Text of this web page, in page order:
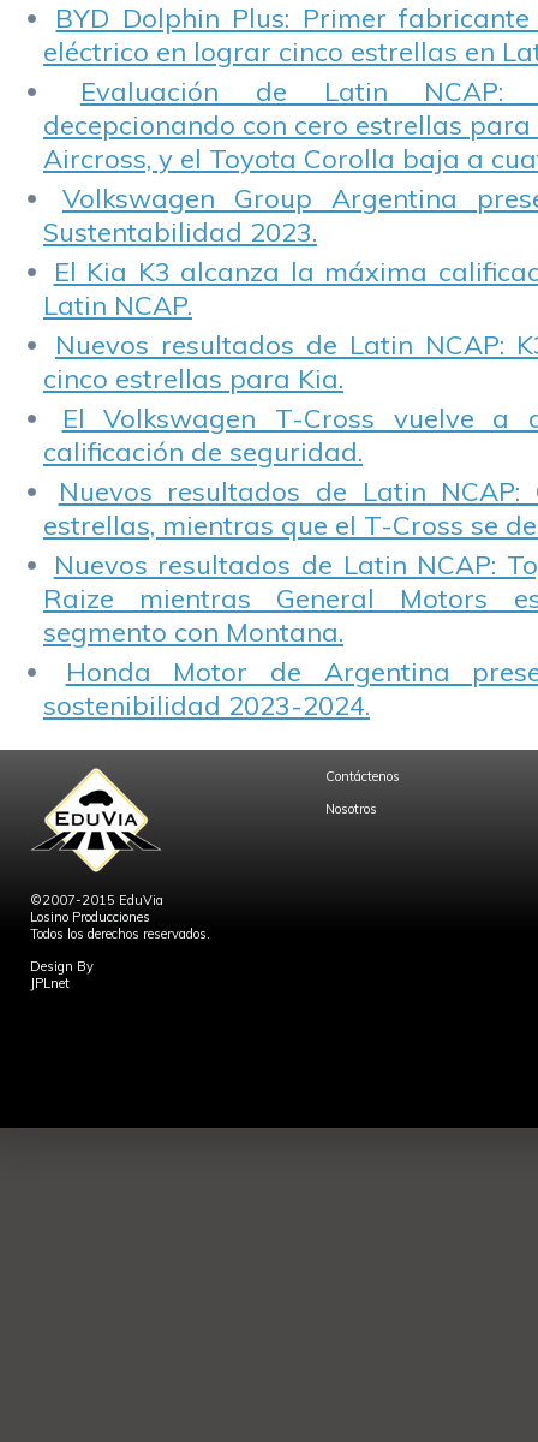
BYD Dolphin Plus: Primer
eléctrico en lograr cinco estrellas en
Evaluación de Latin NCAP:
decepcionando con cero estrellas para
Aircross, y el Toyota Corolla baja a
Volkswagen Group Argentina
Sustentabilidad 2023.
El Kia K3 alcanza la máxima
Latin NCAP.
Nuevos resultados de Latin NCAP:
cinco estrellas para Kia.
El Volkswagen T-Cross vuelve a
calificación de seguridad.
Nuevos resultados de Latin NCAP:
estrellas, mientras que el T-Cross se
Nuevos resultados de Latin NCAP:
Raize mientras General Motors
segmento con Montana.
Honda Motor de Argentina
sostenibilidad 2023-2024.
©2007-2015 EduVia
Losino Producciones
Todos los derechos reservados.
Design By
JPLnet
Contáctenos
Nosotros